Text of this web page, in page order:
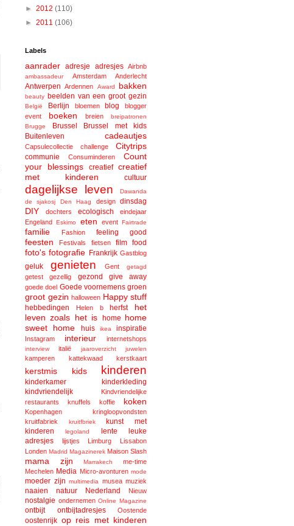
► 2012 (110)
► 2011 (106)
Labels
aanrader adresje adresjes Airbnb
ambassadeur Amsterdam Anderlecht
Antwerpen Ardennen Award bakken
beauty beelden van een groot gezin
België Berlijn bloemen blog
blogger
event
boeken breien
breipatronen
Brugge
Brussel
Brussel met kids
Buitenleven
cadeautjes
Capsulecollectie challenge Citytrips
communie Consuminderen
Count
your blessings
creatief creatief
met kinderen
cultuur
dagelijkse leven
Dawanda
de sjakosj
Den Haag design dinsdag
DIY dochters ecologisch
eindejaar
Engeland
Eskimo eten event Fairtrade
familie Fashion feeling good
feesten Festivals fietsen film food
foto's fotografie Frankrijk Gastblog
geluk genieten Gent getagd
getest gezellig gezond give away
goede doel Goede voornemens groen
groot gezin halloween Happy stuff
hebbedingen Helen b herfst
het
leven zoals het is
home home
sweet home
huis ikea inspiratie
Instagram interieur internetshops
interview italië jaaroverzicht juwelen
kamperen kattekwaad kerstkaart
kerstmis kids kinderen
kinderkamer
kinderkleding
kindvriendelijk
Kindvriendelijke
restaurants
knuffels koffie koken
Kopenhagen
kringloopvondsten
kruitfabriek
kruitfbriek
kunst met
kinderen
legoland lente
leuke
adresjes
lijstjes Limburg
Lissabon
Londen Madrid Magazinerek Maison Slash
mama zijn Marrakech
me-time
Mechelen Media Micro-avonturen mode
moeder zijn multimedia musea muziek
naaien natuur Nederland Nieuw
nostalgie ondernemen Online Magazine
ontbijt ontbijtadresjes Oostende
oostenrijk op reis met kinderen